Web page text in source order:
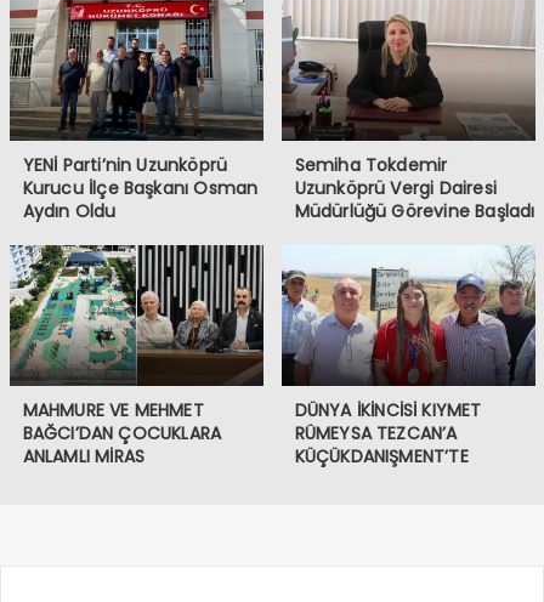
YENİ Parti’nin Uzunköprü
Kurucu İlçe Başkanı Osman
Aydın Oldu
Semiha Tokdemir
Uzunköprü Vergi Dairesi
Müdürlüğü Görevine Başladı
MAHMURE VE MEHMET
BAĞCI’DAN ÇOCUKLARA
ANLAMLI MİRAS
DÜNYA İKİNCİSİ KIYMET
RÜMEYSA TEZCAN’A
KÜÇÜKDANIŞMENT’TE